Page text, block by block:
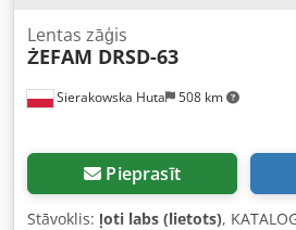
Sierakowska Huta 508 km
Lentas zāģis
ŻEFAM DRSD-63
Pieprasīt
Stāvoklis: ļoti labs (lietots),